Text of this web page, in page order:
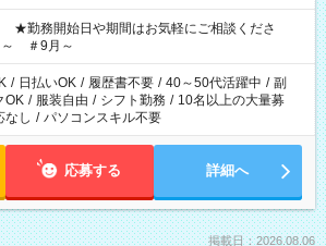
★勤務開始日や期間はお気軽にご相談くださ
＃9月～
/ 日払いOK / 履歴書不要 / 40～50代活躍中 / 副
OK / 服装自由 / シフト勤務 / 10名以上の大量募
なし / パソコンスキル不要
応募する 詳細へ
掲載日：2026.08.06